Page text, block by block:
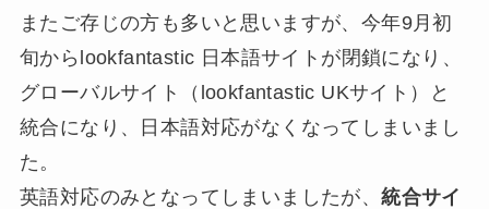
またご存じの方も多いと思いますが、今年9月初
旬からlookfantastic 日本語サイトが閉鎖になり、
グローバルサイト（lookfantastic UKサイト）と
統合になり、日本語対応がなくなってしまいまし
た。
英語対応のみとなってしまいましたが、統合サイ